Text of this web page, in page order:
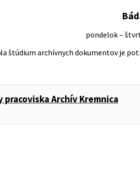
pondelok –
štúdium archívnych dokumentov je
pracoviska Archív Kremnica